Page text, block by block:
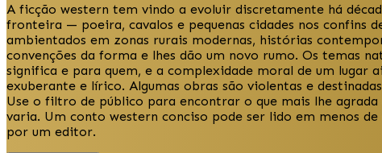
A ficção western tem vindo a evoluir discretamente há
fronteira — poeira, cavalos e pequenas cidades nos
ambientados em zonas rurais modernas, histórias
convenções da forma e lhes dão um novo rumo. Os temas
significa e para quem, e a complexidade moral de um lugar
exuberante e lírico. Algumas obras são violentas e
Use o filtro de público para encontrar o que mais lhe
varia. Um conto western conciso pode ser lido em menos
por um editor.